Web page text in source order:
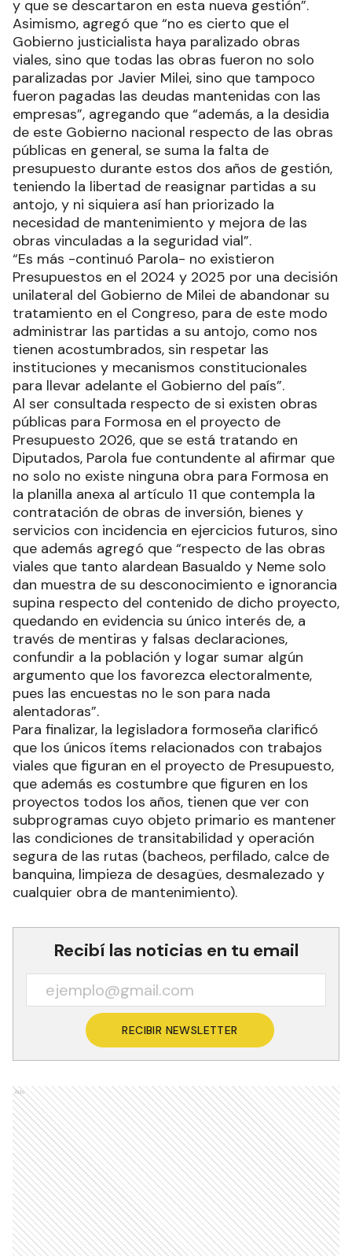
y que se descartaron en esta nueva gestión”.
Asimismo, agregó que “no es cierto que el
Gobierno justicialista haya paralizado obras
viales, sino que todas las obras fueron no solo
paralizadas por Javier Milei, sino que tampoco
fueron pagadas las deudas mantenidas con las
empresas”, agregando que “además, a la desidia
de este Gobierno nacional respecto de las obras
públicas en general, se suma la falta de
presupuesto durante estos dos años de gestión,
teniendo la libertad de reasignar partidas a su
antojo, y ni siquiera así han priorizado la
necesidad de mantenimiento y mejora de las
obras vinculadas a la seguridad vial”.
“Es más -continuó Parola- no existieron
Presupuestos en el 2024 y 2025 por una decisión
unilateral del Gobierno de Milei de abandonar su
tratamiento en el Congreso, para de este modo
administrar las partidas a su antojo, como nos
tienen acostumbrados, sin respetar las
instituciones y mecanismos constitucionales
para llevar adelante el Gobierno del país”.
Al ser consultada respecto de si existen obras
públicas para Formosa en el proyecto de
Presupuesto 2026, que se está tratando en
Diputados, Parola fue contundente al afirmar que
no solo no existe ninguna obra para Formosa en
la planilla anexa al artículo 11 que contempla la
contratación de obras de inversión, bienes y
servicios con incidencia en ejercicios futuros, sino
que además agregó que “respecto de las obras
viales que tanto alardean Basualdo y Neme solo
dan muestra de su desconocimiento e ignorancia
supina respecto del contenido de dicho proyecto,
quedando en evidencia su único interés de, a
través de mentiras y falsas declaraciones,
confundir a la población y logar sumar algún
argumento que los favorezca electoralmente,
pues las encuestas no le son para nada
alentadoras”.
Para finalizar, la legisladora formoseña clarificó
que los únicos ítems relacionados con trabajos
viales que figuran en el proyecto de Presupuesto,
que además es costumbre que figuren en los
proyectos todos los años, tienen que ver con
subprogramas cuyo objeto primario es mantener
las condiciones de transitabilidad y operación
segura de las rutas (bacheos, perfilado, calce de
banquina, limpieza de desagües, desmalezado y
cualquier obra de mantenimiento).
Recibí las noticias en tu email
RECIBIR NEWSLETTER
Ads